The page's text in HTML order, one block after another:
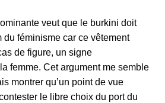
veut que le burkini doit
du féminisme car ce vêtement
de figure, un signe
femme. Cet argument me semble
montrer qu’un point de vue
le libre choix du port du